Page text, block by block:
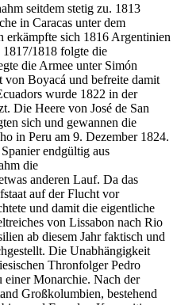
seitdem stetig zu. 1813
in Caracas unter dem
sich 1816 Argentinien
1818 folgte die
die Armee unter Simón
Boyacá und befreite damit
wurde 1822 in der
Die Heere von José de San
sich und gewannen die
in Peru am 9. Dezember 1824.
endgültig aus
die
anderen Lauf. Da das
auf der Flucht vor
und damit die eigentliche
von Lissabon nach Rio
ab diesem Jahr faktisch und
Die Unabhängigkeit
Thronfolger Pedro
einer Monarchie. Nach der
Großkolumbien, bestehend